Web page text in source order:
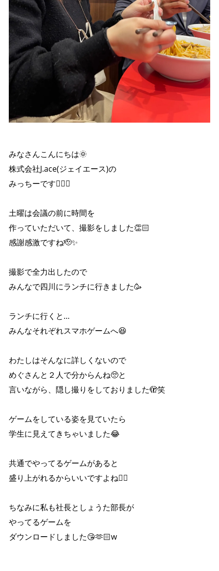
みなさんこんにちは🌞
株式会社J.ace(ジェイエース)の
みっちーです🙋‍♀️✨
土曜は会議の前に時間を
作っていただいて、撮影をしました👏🏻
感謝感激ですね🫡✨
撮影で全力出したので
みんなで四川にランチに行きました🥳
ランチに行くと…
みんなそれぞれスマホゲームへ😆
わたしはそんなに詳しくないので
めぐさんと２人で分からんね🥺と
言いながら、隠し撮りをしておりました🫣笑
ゲームをしている姿を見ていたら
学生に見えてきちゃいました😂
共通でやってるゲームがあると
盛り上がれるからいいですよね👍🏻
ちなみに私も社長としょうた部長が
やってるゲームを
ダウンロードしました😘🫶🏻w